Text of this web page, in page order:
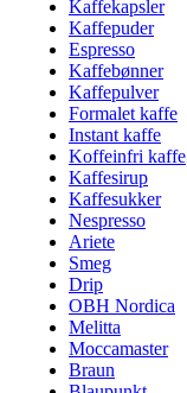
Kaffekapsler
Kaffepuder
Espresso
Kaffebønner
Kaffepulver
Formalet kaffe
Instant kaffe
Koffeinfri kaffe
Kaffesirup
Kaffesukker
Nespresso
Ariete
Smeg
Drip
OBH Nordica
Melitta
Moccamaster
Braun